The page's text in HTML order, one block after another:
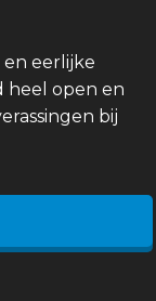
eerlijke
heel open en
bij